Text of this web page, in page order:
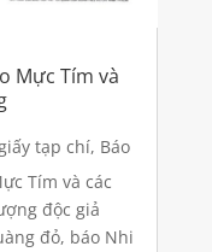
Mực Tím và
tạp chí, Báo
Tím và các
độc giả
đỏ, báo Nhi